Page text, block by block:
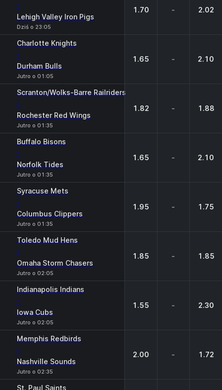
-
Lehigh Valley Iron Pigs
Dziś o 23:05
1.70 - 2.02
Charlotte Knights
-
Durham Bulls
Jutro o 01:05
1.65 - 2.10
Scranton/Wolks-Barre Railriders
-
Rochester Red Wings
Jutro o 01:35
1.82 - 1.88
Buffalo Bisons
-
Norfolk Tides
Jutro o 01:35
1.65 - 2.10
Syracuse Mets
-
Columbus Clippers
Jutro o 01:35
1.95 - 1.75
Toledo Mud Hens
-
Omaha Storm Chasers
Jutro o 02:05
1.85 - 1.85
Indianapolis Indians
-
Iowa Cubs
Jutro o 02:05
1.55 - 2.30
Memphis Redbirds
-
Nashville Sounds
Jutro o 02:35
2.00 - 1.72
St. Paul Saints